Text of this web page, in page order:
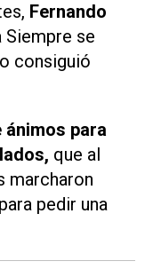
Fernando
Siempre se
consiguió
para
que al
marcharon
pedir una